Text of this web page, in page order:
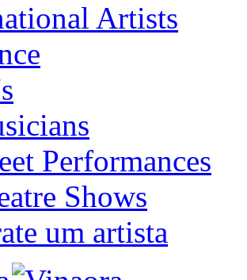
Artists
Performances
Shows
um artista